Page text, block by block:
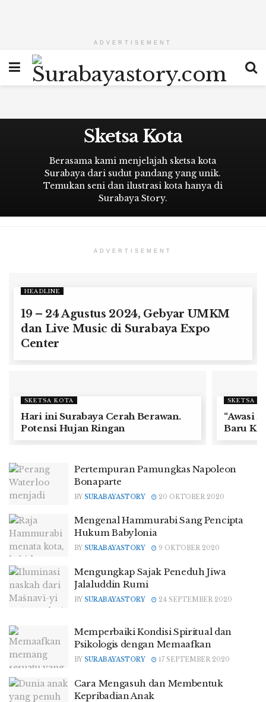
ADVERTISEMENT
Sketsa Kota
Berasama kami menjelajah sketsa kota
Surabaya dari sudut pandang yang unik.
Temukan seni dan ilustrasi kota hanya di
Surabaya Story.
ADVERTISEMENT
HEADLINE
19 – 24 Agustus 2024, Gebyar UMKM
dan Live Music di Surabaya Expo
Center
SKETSA KOTA
Hari ini Surabaya Cerah Berawan.
Potensi Hujan Ringan
SKETSA
“Awasi
Baru
Pertempuran Pamungkas Napoleon
Bonaparte
BY SURABAYASTORY 20 OKTOBER 2020
Mengenal Hammurabi Sang Pencipta
Hukum Babylonia
BY SURABAYASTORY 9 OKTOBER 2020
Mengungkap Sajak Peneduh Jiwa
Jalaluddin Rumi
BY SURABAYASTORY 24 SEPTEMBER 2020
Memperbaiki Kondisi Spiritual dan
Psikologis dengan Memaafkan
BY SURABAYASTORY 17 SEPTEMBER 2020
Cara Mengasuh dan Membentuk
Kepribadian Anak